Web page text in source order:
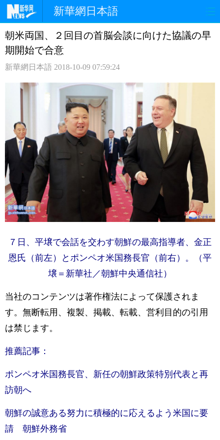
新華網日本語
ホームページ 政治 経済
観光 評論
朝米両国、２回目の首脳会談に向けた協議の早
期開始で合意
新華網日本語 2018-10-09 07:59:24
７日、平壌で会話を交わす朝鮮の最高指導者、金正
恩氏（前左）とポンペオ米国務長官（前右）。（平
壌＝新華社／朝鮮中央通信社）
当社のコンテンツは著作権法によって保護されま
す。無断転用、複製、掲載、転載、営利目的の引用
は禁じます。
推薦記事：
ポンペオ米国務長官、新任の朝鮮政策特別代表と再
訪朝へ
朝鮮の誠意ある努力に積極的に応えるよう米国に要
請 朝鮮外務省